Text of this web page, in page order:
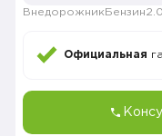
Внедорожник Бензин
Официальная